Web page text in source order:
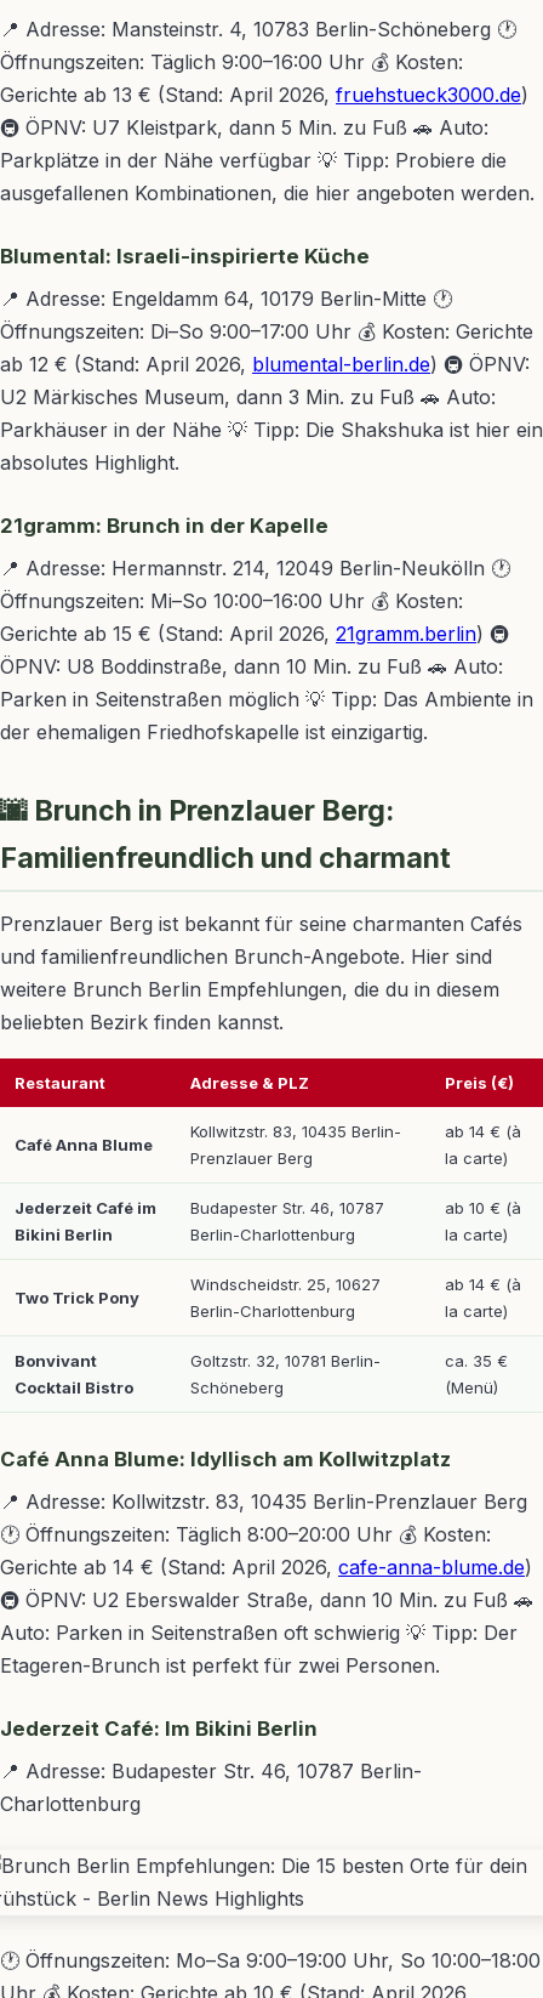
📍 Adresse: Mansteinstr. 4, 10783 Berlin-Schöneberg 🕐
Öffnungszeiten: Täglich 9:00–16:00 Uhr 💰 Kosten:
Gerichte ab 13 € (Stand: April 2026, fruehstueck3000.de)
🚇 ÖPNV: U7 Kleistpark, dann 5 Min. zu Fuß 🚗 Auto:
Parkplätze in der Nähe verfügbar 💡 Tipp: Probiere die
ausgefallenen Kombinationen, die hier angeboten werden.
Blumental: Israeli-inspirierte Küche
📍 Adresse: Engeldamm 64, 10179 Berlin-Mitte 🕐
Öffnungszeiten: Di–So 9:00–17:00 Uhr 💰 Kosten: Gerichte
ab 12 € (Stand: April 2026, blumental-berlin.de) 🚇 ÖPNV:
U2 Märkisches Museum, dann 3 Min. zu Fuß 🚗 Auto:
Parkhäuser in der Nähe 💡 Tipp: Die Shakshuka ist hier ein
absolutes Highlight.
21gramm: Brunch in der Kapelle
📍 Adresse: Hermannstr. 214, 12049 Berlin-Neukölln 🕐
Öffnungszeiten: Mi–So 10:00–16:00 Uhr 💰 Kosten:
Gerichte ab 15 € (Stand: April 2026, 21gramm.berlin) 🚇
ÖPNV: U8 Boddinstraße, dann 10 Min. zu Fuß 🚗 Auto:
Parken in Seitenstraßen möglich 💡 Tipp: Das Ambiente in
der ehemaligen Friedhofskapelle ist einzigartig.
🌆 Brunch in Prenzlauer Berg:
Familienfreundlich und charmant
Prenzlauer Berg ist bekannt für seine charmanten Cafés
und familienfreundlichen Brunch-Angebote. Hier sind
weitere Brunch Berlin Empfehlungen, die du in diesem
beliebten Bezirk finden kannst.
Restaurant Adresse & PLZ Preis (€)
Café Anna Blume
Kollwitzstr. 83, 10435 Berlin-
Prenzlauer Berg
ab 14 € (à
la carte)
Jederzeit Café im
Bikini Berlin
Budapester Str. 46, 10787
Berlin-Charlottenburg
ab 10 € (à
la carte)
Two Trick Pony
Windscheidstr. 25, 10627
Berlin-Charlottenburg
ab 14 € (à
la carte)
Bonvivant
Cocktail Bistro
Goltzstr. 32, 10781 Berlin-
Schöneberg
ca. 35 €
(Menü)
Café Anna Blume: Idyllisch am Kollwitzplatz
📍 Adresse: Kollwitzstr. 83, 10435 Berlin-Prenzlauer Berg
🕐 Öffnungszeiten: Täglich 8:00–20:00 Uhr 💰 Kosten:
Gerichte ab 14 € (Stand: April 2026, cafe-anna-blume.de)
🚇 ÖPNV: U2 Eberswalder Straße, dann 10 Min. zu Fuß 🚗
Auto: Parken in Seitenstraßen oft schwierig 💡 Tipp: Der
Etageren-Brunch ist perfekt für zwei Personen.
Jederzeit Café: Im Bikini Berlin
📍 Adresse: Budapester Str. 46, 10787 Berlin-
Charlottenburg
🕐 Öffnungszeiten: Mo–Sa 9:00–19:00 Uhr, So 10:00–18:00